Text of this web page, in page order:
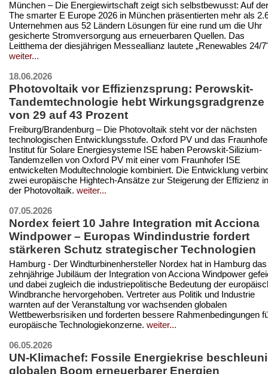
München – Die Energiewirtschaft zeigt sich selbstbewusst: Auf der
The smarter E Europe 2026 in München präsentierten mehr als
Unternehmen aus 52 Ländern Lösungen für eine rund um die Uhr
gesicherte Stromversorgung aus erneuerbaren Quellen. Das
Leitthema der diesjährigen Messeallianz lautete „Renewables 24/
weiter...
18.06.2026
Photovoltaik vor Effizienzsprung: Perowskit-
Tandemtechnologie hebt Wirkungsgradgrenze
von 29 auf 43 Prozent
Freiburg/Brandenburg – Die Photovoltaik steht vor der nächsten
technologischen Entwicklungsstufe. Oxford PV und das
Institut für Solare Energiesysteme ISE haben Perowskit-Silizium-
Tandemzellen von Oxford PV mit einer vom Fraunhofer ISE
entwickelten Modultechnologie kombiniert. Die Entwicklung
zwei europäische Hightech-Ansätze zur Steigerung der Effizienz in
der Photovoltaik. weiter...
07.05.2026
Nordex feiert 10 Jahre Integration mit Acciona
Windpower – Europas Windindustrie fordert
stärkeren Schutz strategischer Technologien
Hamburg - Der Windturbinenhersteller Nordex hat in Hamburg das
zehnjährige Jubiläum der Integration von Acciona Windpower
und dabei zugleich die industriepolitische Bedeutung der
Windbranche hervorgehoben. Vertreter aus Politik und Industrie
warnten auf der Veranstaltung vor wachsenden globalen
Wettbewerbsrisiken und forderten bessere Rahmenbedingungen
europäische Technologiekonzerne. weiter...
06.05.2026
UN-Klimachef: Fossile Energiekrise
globalen Boom erneuerbarer Energien